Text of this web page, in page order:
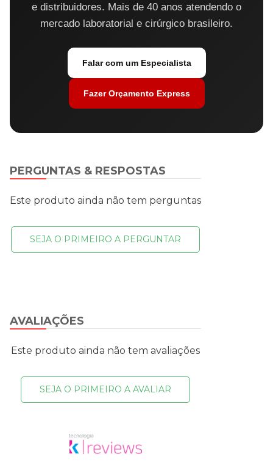
e distribuidores. Mais de 40 anos atendendo o
mercado laboratorial e cirúrgico brasileiro.
Falar com um Especialista
Fazer Orçamento Express
AVALIAÇÕES
Este produto ainda não tem avaliações
SEJA O PRIMEIRO A AVALIAR
PERGUNTAS & RESPOSTAS
Este produto ainda não tem perguntas
SEJA O PRIMEIRO A PERGUNTAR